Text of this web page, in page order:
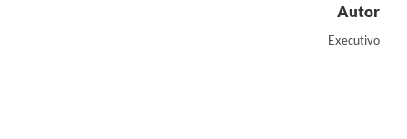
Autor
Executivo